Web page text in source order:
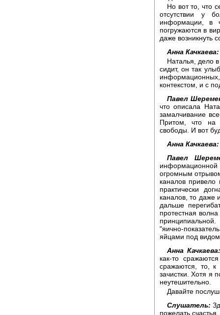
Но вот то, что
отсутствии у
информации, в
погружаются в
даже возникнуть
Анна Качкаева:
Наталья, дело
сидит, он так
контекстом, и с
Павел
что описала
замалчивание
Притом, что на
свободы. И вот
Анна Качкаева:
Павел
огромным
каналов
практически
каналов, то даже
дальше
протестная
"яично-
яйцами под
Анна Качкаева:
как-то
сражаются, то, к
зачистки. Хотя я
неутешительно.
Давайте
Слушатель:
пожелать